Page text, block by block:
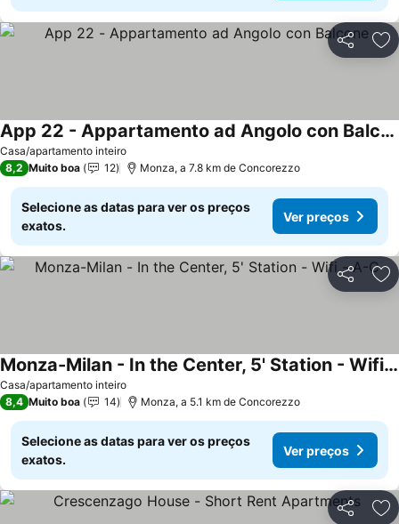
Partilhar
Casa/apartamento inteiro
App 22 - Appartamento ad Angolo con Balcone
8,2 Muito boa 12 Monza, a 7.8 km de Concorezzo
Selecione as datas para ver os preços
exatos.
Ver preços
Partilhar
Casa/apartamento inteiro
Monza-Milan - In the Center, 5' Station - Wifi - A-C
8,4 Muito boa 14 Monza, a 5.1 km de Concorezzo
Selecione as datas para ver os preços
exatos.
Ver preços
Partilhar